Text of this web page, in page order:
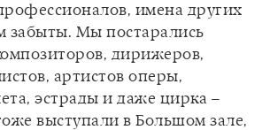
имена других
забыты. Мы постарались
дирижеров,
артистов оперы,
эстрады и даже цирка –
выступали в Большом зале,